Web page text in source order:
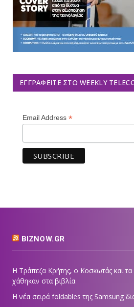
ΕΓΓΡΑΦΕΊΤΕ ΣΤΟ WEEKLY
Email Address *
BIZNOW.GR
Η Τράπεζα Κρήτης, ο Κοσκωτάς και
χάθηκαν στα βιβλία
Η νέα σειρά foldables της Samsung